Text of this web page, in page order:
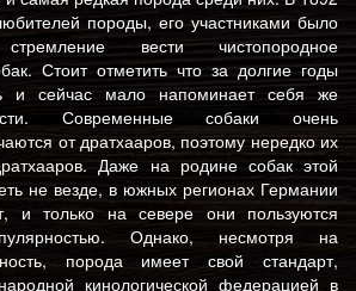
породы, его участниками было
стремление вести чистопородное
Стоит отметить что за долгие годы
и сейчас мало напоминает себя же
Современные собаки очень
от дратхааров, поэтому нередко их
Даже на родине собак этой
не везде, в южных регионах Германии
и только на севере они пользуются
Однако, несмотря на
порода имеет свой стандарт,
кинологической федерацией в